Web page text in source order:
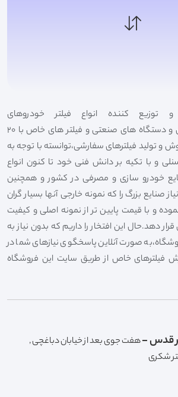
توزیع کننده انواع فیلتر خودروهای
سواری،سنگین،راهسازی و دستگاه های صنعتی و فیلتر های خاص با 20
و تولید فیلترهای سفارشی،توانسته با توجه به
و با تکیه بر دانش فنی خود تا کنون انواع
خودرو سازی و مصرفی در کشور و همچنین
صنایع بزرگ را که نمونه خارجی آنها بسیار گران
و با قیمت پایین تر از نمونه اصلی و کیفیت
دهد.حال این افتخار را داریم که بدون نیاز به
صورت آنلاین پاسخگوی نیازهای شما در
فیلترهای خاص از طریق سایت این فروشگاه
قدس -هفت جوی بعد از خیابان دباغچی ,
شکری